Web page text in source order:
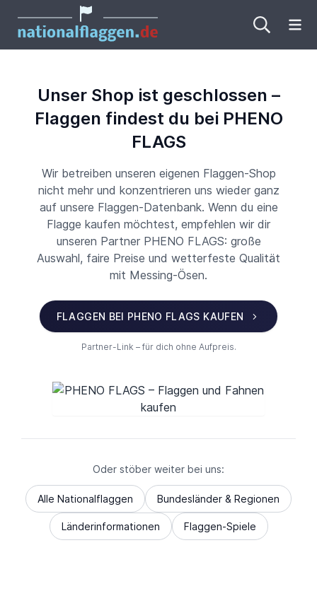
Unser Shop ist geschlossen –
Flaggen findest du bei PHENO
FLAGS
Wir betreiben unseren eigenen Flaggen-Shop
nicht mehr und konzentrieren uns wieder ganz
auf unsere Flaggen-Datenbank. Wenn du eine
Flagge kaufen möchtest, empfehlen wir dir
unseren Partner PHENO FLAGS: große
Auswahl, faire Preise und wetterfeste Qualität
mit Messing-Ösen.
FLAGGEN BEI PHENO FLAGS KAUFEN
Partner-Link – für dich ohne Aufpreis.
Oder stöber weiter bei uns:
Alle Nationalflaggen Bundesländer & Regionen
Länderinformationen Flaggen-Spiele